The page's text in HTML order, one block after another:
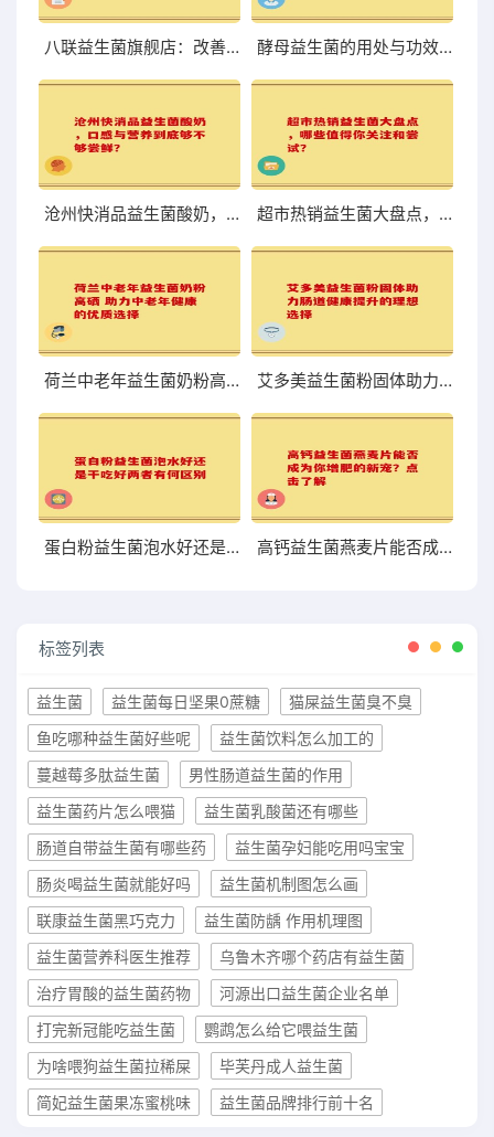
八联益生菌旗舰店：改善肠道，体验前所未有的轻盈与舒适 酵母益生菌的用处与功效你知道吗
沧州快消品益生菌酸奶，口感与营养到底够不够尝鲜？ 超市热销益生菌大盘点，哪些值得你关注和尝试？
荷兰中老年益生菌奶粉高硒 助力中老年健康的优质选择 艾多美益生菌粉固体助力肠道健康提升的理想选择
蛋白粉益生菌泡水好还是干吃好两者有何区别 高钙益生菌燕麦片能否成为你增肥的新宠？点击了解
标签列表
益生菌 益生菌每日坚果0蔗糖
猫屎益生菌臭不臭
鱼吃哪种益生菌好些呢
益生菌饮料怎么加工的
蔓越莓多肽益生菌
男性肠道益生菌的作用
益生菌药片怎么喂猫
益生菌乳酸菌还有哪些
肠道自带益生菌有哪些药
益生菌孕妇能吃用吗宝宝
肠炎喝益生菌就能好吗
益生菌机制图怎么画
联康益生菌黑巧克力
益生菌防龋 作用机理图
益生菌营养科医生推荐
乌鲁木齐哪个药店有益生菌
治疗胃酸的益生菌药物
河源出口益生菌企业名单
打完新冠能吃益生菌
鹦鹉怎么给它喂益生菌
为啥喂狗益生菌拉稀屎
毕芙丹成人益生菌
简妃益生菌果冻蜜桃味
益生菌品牌排行前十名